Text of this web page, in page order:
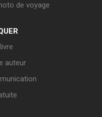
de voyage
auteur